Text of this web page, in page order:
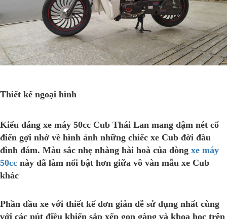
Thiết kế ngoại hình
Kiểu dáng xe máy 50cc Cub Thái Lan mang đậm nét cổ
điển gợi nhớ về hình ảnh những chiếc xe Cub đời đầu
đình đám. Màu sắc nhẹ nhàng hài hoà của dòng xe máy
50cc này đã làm nổi bật hơn giữa vô vàn mẫu xe Cub
khác
Phần đầu xe với thiết kế đơn giản dễ sử dụng nhất cùng
với các nút điều khiển sắp xếp gọn gàng và khoa học trên